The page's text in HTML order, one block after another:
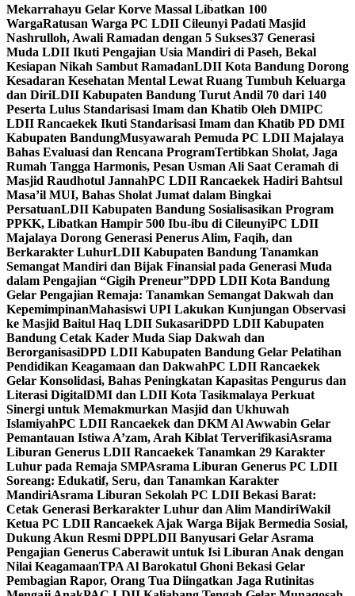
Mekarrahayu Gelar Korve Massal Libatkan 100
WargaRatusan Warga PC LDII Cileunyi Padati Masjid
Nashrulloh, Awali Ramadan dengan 5 Sukses37 Generasi
Muda LDII Ikuti Pengajian Usia Mandiri di Paseh, Bekal
Kesiapan Nikah Sambut RamadanLDII Kota Bandung Dorong
Kesadaran Kesehatan Mental Lewat Ruang Tumbuh Keluarga
dan DiriLDII Kabupaten Bandung Turut Andil 70 dari 140
Peserta Lulus Standarisasi Imam dan Khatib Oleh DMIPC
LDII Rancaekek Ikuti Standarisasi Imam dan Khatib PD DMI
Kabupaten BandungMusyawarah Pemuda PC LDII Majalaya
Bahas Evaluasi dan Rencana ProgramTertibkan Sholat, Jaga
Rumah Tangga Harmonis, Pesan Usman Ali Saat Ceramah di
Masjid Raudhotul JannahPC LDII Rancaekek Hadiri Bahtsul
Masa’il MUI, Bahas Sholat Jumat dalam Bingkai
PersatuanLDII Kabupaten Bandung Sosialisasikan Program
PPKK, Libatkan Hampir 500 Ibu-ibu di CileunyiPC LDII
Majalaya Dorong Generasi Penerus Alim, Faqih, dan
Berkarakter LuhurLDII Kabupaten Bandung Tanamkan
Semangat Mandiri dan Bijak Finansial pada Generasi Muda
dalam Pengajian “Gigih Preneur”DPD LDII Kota Bandung
Gelar Pengajian Remaja: Tanamkan Semangat Dakwah dan
KepemimpinanMahasiswi UPI Lakukan Kunjungan Observasi
ke Masjid Baitul Haq LDII SukasariDPD LDII Kabupaten
Bandung Cetak Kader Muda Siap Dakwah dan
BerorganisasiDPD LDII Kabupaten Bandung Gelar Pelatihan
Pendidikan Keagamaan dan DakwahPC LDII Rancaekek
Gelar Konsolidasi, Bahas Peningkatan Kapasitas Pengurus dan
Literasi DigitalDMI dan LDII Kota Tasikmalaya Perkuat
Sinergi untuk Memakmurkan Masjid dan Ukhuwah
IslamiyahPC LDII Rancaekek dan DKM Al Awwabin Gelar
Pemantauan Istiwa A’zam, Arah Kiblat TerverifikasiAsrama
Liburan Generus LDII Rancaekek Tanamkan 29 Karakter
Luhur pada Remaja SMPAsrama Liburan Generus PC LDII
Soreang: Edukatif, Seru, dan Tanamkan Karakter
MandiriAsrama Liburan Sekolah PC LDII Bekasi Barat:
Cetak Generasi Berkarakter Luhur dan Alim MandiriWakil
Ketua PC LDII Rancaekek Ajak Warga Bijak Bermedia Sosial,
Dukung Akun Resmi DPPLDII Banyusari Gelar Asrama
Pengajian Generus Caberawit untuk Isi Liburan Anak dengan
Nilai KeagamaanTPA Al Barokatul Ghoni Bekasi Gelar
Pembagian Rapor, Orang Tua Diingatkan Jaga Rutinitas